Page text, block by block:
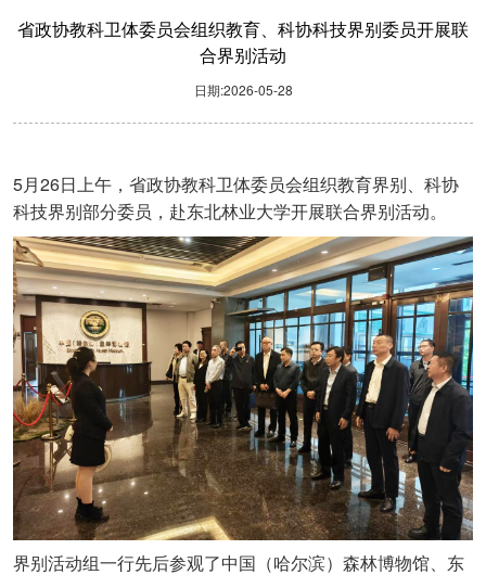
省政协教科卫体委员会组织教育、科协科技界别委员开展联
合界别活动
日期:2026-05-28
5月 26日上午，省政协教科卫体委员会组织教育界别、科协
科技界别部分委员，赴东北林业大学开展联合界别活动。
界别活动组一行先后参观了中国（哈尔滨）森林博物馆、东